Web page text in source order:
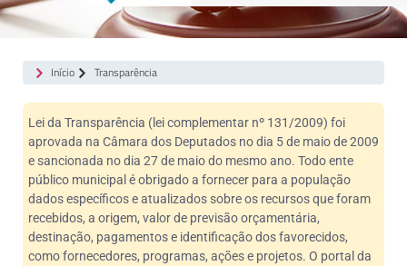
Início Transparência
Lei da Transparência (lei complementar nº 131/2009) foi
aprovada na Câmara dos Deputados no dia 5 de maio de 2009
e sancionada no dia 27 de maio do mesmo ano. Todo ente
público municipal é obrigado a fornecer para a população
dados específicos e atualizados sobre os recursos que foram
recebidos, a origem, valor de previsão orçamentária,
destinação, pagamentos e identificação dos favorecidos,
como fornecedores, programas, ações e projetos. O portal da